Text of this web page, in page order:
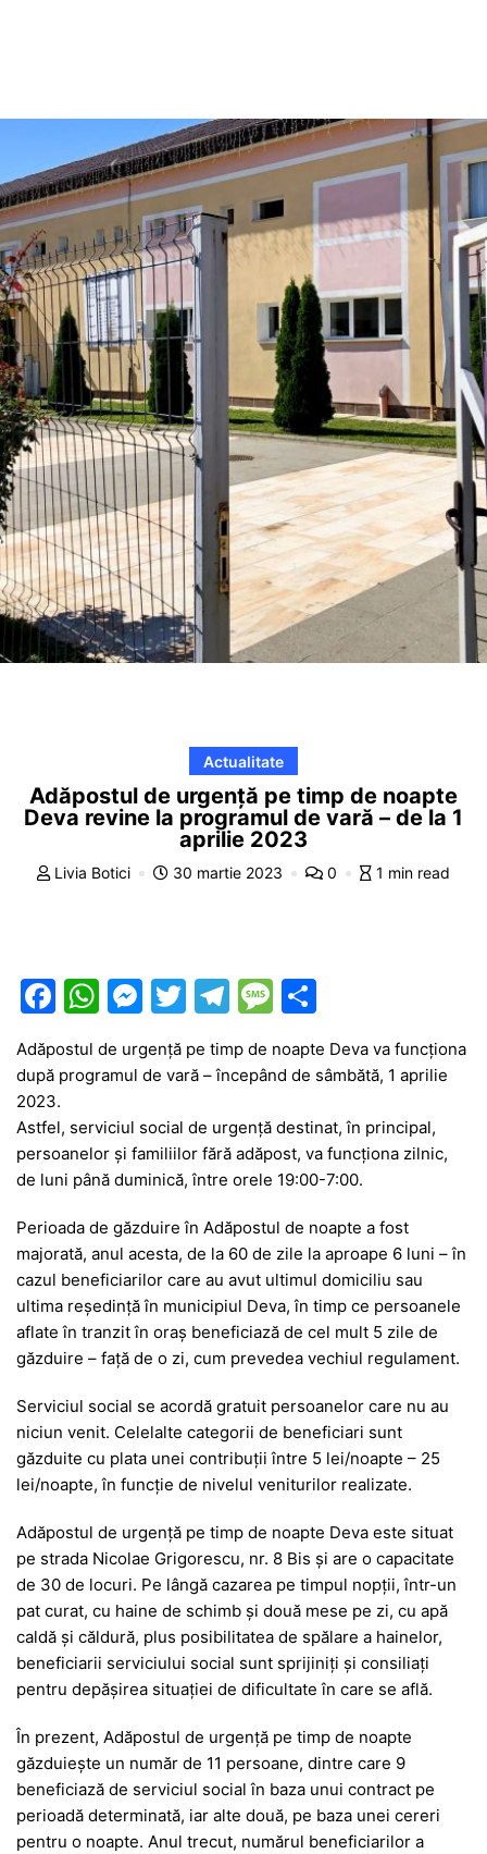
Actualitate
Adăpostul de urgență pe timp de noapte
Deva revine la programul de vară – de la 1
aprilie 2023
Livia Botici 30 martie 2023 0 1 min read
F
c
e
b
o
k
W
at
A
p
M
s
e
n
er
T
itt
T
e
a
m
M
s
a
g
ta
a
z
Adăpostul de urgență pe timp de noapte Deva va funcționa
după programul de vară – începând de sâmbătă, 1 aprilie
2023.
Astfel, serviciul social de urgență destinat, în principal,
persoanelor și familiilor fără adăpost, va funcționa zilnic,
de luni până duminică, între orele 19:00-7:00.
Perioada de găzduire în Adăpostul de noapte a fost
majorată, anul acesta, de la 60 de zile la aproape 6 luni – în
cazul beneficiarilor care au avut ultimul domiciliu sau
ultima reședință în municipiul Deva, în timp ce persoanele
aflate în tranzit în oraș beneficiază de cel mult 5 zile de
găzduire – față de o zi, cum prevedea vechiul regulament.
Serviciul social se acordă gratuit persoanelor care nu au
niciun venit. Celelalte categorii de beneficiari sunt
găzduite cu plata unei contribuții între 5 lei/noapte – 25
lei/noapte, în funcție de nivelul veniturilor realizate.
Adăpostul de urgență pe timp de noapte Deva este situat
pe strada Nicolae Grigorescu, nr. 8 Bis și are o capacitate
de 30 de locuri. Pe lângă cazarea pe timpul nopții, într-un
pat curat, cu haine de schimb și două mese pe zi, cu apă
caldă și căldură, plus posibilitatea de spălare a hainelor,
beneficiarii serviciului social sunt sprijiniți și consiliați
pentru depășirea situației de dificultate în care se află.
În prezent, Adăpostul de urgență pe timp de noapte
găzduiește un număr de 11 persoane, dintre care 9
beneficiază de serviciul social în baza unui contract pe
perioadă determinată, iar alte două, pe baza unei cereri
pentru o noapte. Anul trecut, numărul beneficiarilor a